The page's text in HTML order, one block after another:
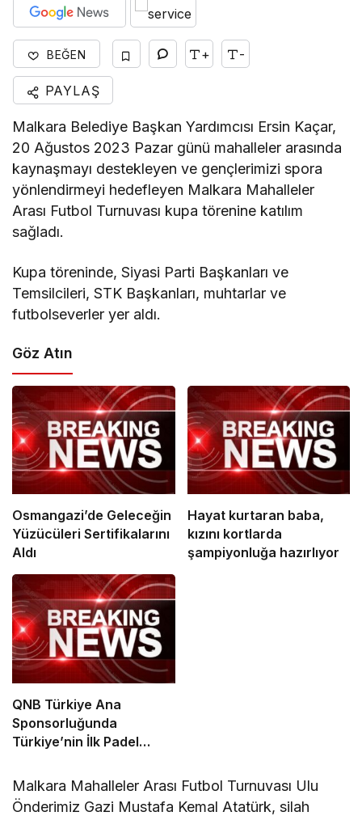
BEĞEN + -
PAYLAŞ
Malkara Belediye Başkan Yardımcısı Ersin Kaçar,
20 Ağustos 2023 Pazar günü mahalleler arasında
kaynaşmayı destekleyen ve gençlerimizi spora
yönlendirmeyi hedefleyen Malkara Mahalleler
Arası Futbol Turnuvası kupa törenine katılım
sağladı.
Kupa töreninde, Siyasi Parti Başkanları ve
Temsilcileri, STK Başkanları, muhtarlar ve
futbolseverler yer aldı.
Göz Atın
Osmangazi’de Geleceğin
Yüzücüleri Sertifikalarını
Aldı
Hayat kurtaran baba,
kızını kortlarda
şampiyonluğa hazırlıyor
QNB Türkiye Ana
Sponsorluğunda
Türkiye’nin İlk Padel
Başlıyor
Malkara Mahalleler Arası Futbol Turnuvası Ulu
Önderimiz Gazi Mustafa Kemal Atatürk, silah